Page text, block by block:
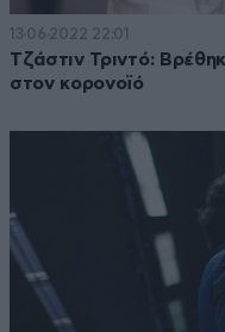
13·06·2022 22:01
Τζάστιν Τριντό:
στον κορονοϊό